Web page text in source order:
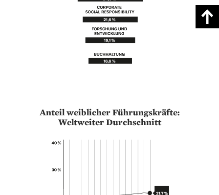
Anteil weiblicher Führungskräfte:
Weltweiter Durchschnitt